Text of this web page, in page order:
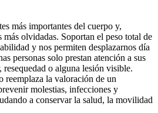
más importantes del cuerpo y,
más olvidadas. Soportan el peso total de
y nos permiten desplazarnos día
personas solo prestan atención a sus
o alguna lesión visible.
reemplaza la valoración de un
molestias, infecciones y
a conservar la salud, la movilidad